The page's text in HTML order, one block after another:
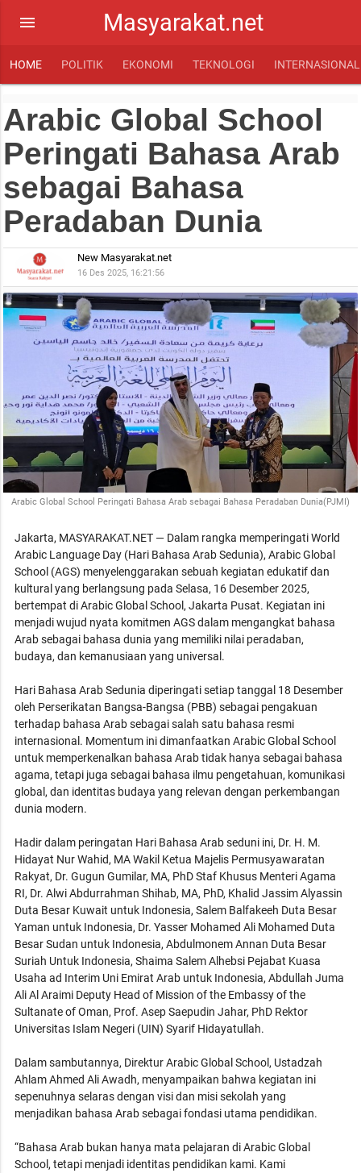
Masyarakat.net
menu
HOME POLITIK EKONOMI TEKNOLOGI INTERNASIONAL
Arabic Global School
Peringati Bahasa Arab
sebagai Bahasa
Peradaban Dunia
New Masyarakat.net
16 Des 2025, 16:21:56
Arabic Global School Peringati Bahasa Arab sebagai Bahasa Peradaban Dunia(PJMI)
Jakarta, MASYARAKAT.NET — Dalam rangka memperingati World
Arabic Language Day (Hari Bahasa Arab Sedunia), Arabic Global
School (AGS) menyelenggarakan sebuah kegiatan edukatif dan
kultural yang berlangsung pada Selasa, 16 Desember 2025,
bertempat di Arabic Global School, Jakarta Pusat. Kegiatan ini
menjadi wujud nyata komitmen AGS dalam mengangkat bahasa
Arab sebagai bahasa dunia yang memiliki nilai peradaban,
budaya, dan kemanusiaan yang universal.
Hari Bahasa Arab Sedunia diperingati setiap tanggal 18 Desember
oleh Perserikatan Bangsa-Bangsa (PBB) sebagai pengakuan
terhadap bahasa Arab sebagai salah satu bahasa resmi
internasional. Momentum ini dimanfaatkan Arabic Global School
untuk memperkenalkan bahasa Arab tidak hanya sebagai bahasa
agama, tetapi juga sebagai bahasa ilmu pengetahuan, komunikasi
global, dan identitas budaya yang relevan dengan perkembangan
dunia modern.
Hadir dalam peringatan Hari Bahasa Arab seduni ini, Dr. H. M.
Hidayat Nur Wahid, MA Wakil Ketua Majelis Permusyawaratan
Rakyat, Dr. Gugun Gumilar, MA, PhD Staf Khusus Menteri Agama
RI, Dr. Alwi Abdurrahman Shihab, MA, PhD, Khalid Jassim Alyassin
Duta Besar Kuwait untuk Indonesia, Salem Balfakeeh Duta Besar
Yaman untuk Indonesia, Dr. Yasser Mohamed Ali Mohamed Duta
Besar Sudan untuk Indonesia, Abdulmonem Annan Duta Besar
Suriah Untuk Indonesia, Shaima Salem Alhebsi Pejabat Kuasa
Usaha ad Interim Uni Emirat Arab untuk Indonesia, Abdullah Juma
Ali Al Araimi Deputy Head of Mission of the Embassy of the
Sultanate of Oman, Prof. Asep Saepudin Jahar, PhD Rektor
Universitas Islam Negeri (UIN) Syarif Hidayatullah.
Dalam sambutannya, Direktur Arabic Global School, Ustadzah
Ahlam Ahmed Ali Awadh, menyampaikan bahwa kegiatan ini
sepenuhnya selaras dengan visi dan misi sekolah yang
menjadikan bahasa Arab sebagai fondasi utama pendidikan.
“Bahasa Arab bukan hanya mata pelajaran di Arabic Global
School, tetapi menjadi identitas pendidikan kami. Kami